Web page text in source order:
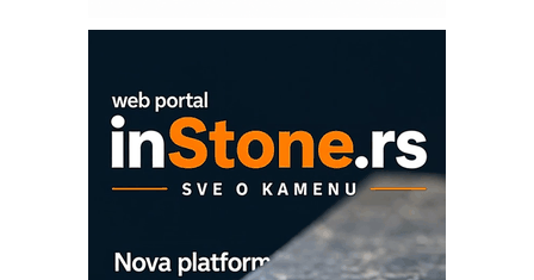
era CNC merenja
Proizvodnja iC7 Hybrid 1500 VDC
mrežnog pretvarača sa tečnim
hlađenjem
COMBYPACK
EVOKS Maintenance Management